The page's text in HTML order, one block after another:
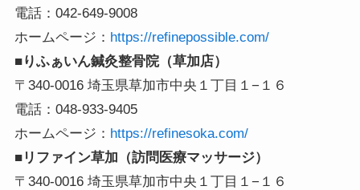
電話：042-649-9008
ホームページ： https://refinepossible.com/
■りふぁいん鍼灸整骨院（草加店）
〒340-0016 埼玉県草加市中央１丁目１−１６
電話：048-933-9405
ホームページ： https://refinesoka.com/
■リファイン草加（訪問医療マッサージ）
〒340-0016 埼玉県草加市中央１丁目１−１６